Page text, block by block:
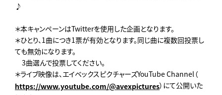
♪
＊本キャンペーンはTwitterを使用した企画となります。
＊ひとり、1曲につき1票が有効となります。同じ曲に複数回投票し
ても無効になります。
3曲選んで投票してください。
＊ライブ映像は、エイベックスピクチャーズYouTube Channel（
https://www.youtube.com/@avexpictures）にて公開いた